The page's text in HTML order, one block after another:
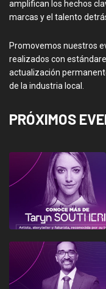
amplifican los hechos
marcas y el talento
Promovemos nuestros
realizados con
actualización
de la industria local.
PRÓXIMOS